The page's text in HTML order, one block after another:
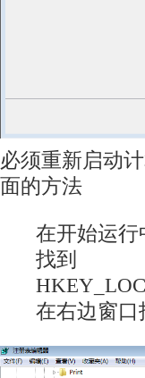
必须重新启动
面的方法
在开始运行
找到
在右边窗口